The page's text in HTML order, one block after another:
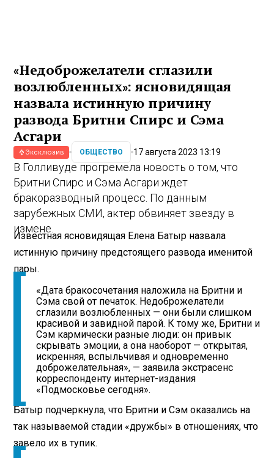
«Недоброжелатели сглазили
возлюбленных»: ясновидящая
назвала истинную причину
развода Бритни Спирс и Сэма
Асгари
Эксклюзив ОБЩЕСТВО 17 августа 2023 13:19
В Голливуде прогремела новость о том, что
Бритни Спирс и Сэма Асгари ждет
бракоразводный процесс. По данным
зарубежных СМИ, актер обвиняет звезду в
измене.
Известная ясновидящая Елена Батыр назвала
истинную причину предстоящего развода именитой
пары.
«Дата бракосочетания наложила на Бритни и
Сэма свой от печаток. Недоброжелатели
сглазили возлюбленных — они были слишком
красивой и завидной парой. К тому же, Бритни и
Сэм кармически разные люди: он привык
скрывать эмоции, а она наоборот — открытая,
искренняя, вспыльчивая и одновременно
доброжелательная», — заявила экстрасенс
корреспонденту интернет-издания
«Подмосковье сегодня».
Батыр подчеркнула, что Бритни и Сэм оказались на
так называемой стадии «дружбы» в отношениях, что
завело их в тупик.